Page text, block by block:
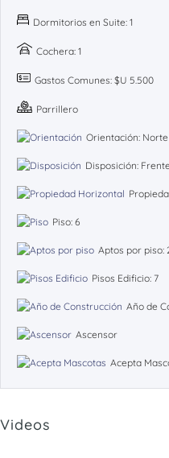
Dormitorios en Suite: 1
Cochera: 1
Gastos Comunes: $U 5.500
Parrillero
Orientación: Norte
Disposición: Frente
Piso: 6
Aptos por piso:
Pisos Edificio: 7
Año de
Ascensor
Acepta
Videos